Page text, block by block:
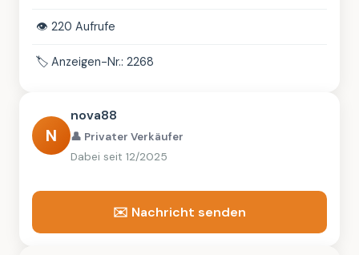
👁️ 220 Aufrufe
🏷️ Anzeigen-Nr.: 2268
N
nova88
👤 Privater Verkäufer
Dabei seit 12/2025
✉️ Nachricht senden